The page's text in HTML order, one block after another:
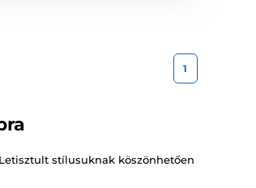
1
stílusuknak köszönhetően